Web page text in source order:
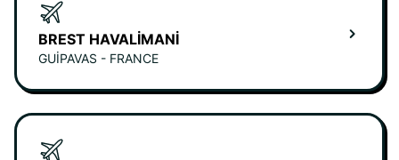
BREST HAVALIMANI
GUIPAVAS - FRANCE